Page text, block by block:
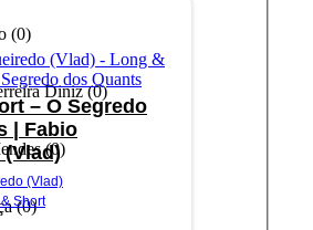
(0)
Diniz(0)
(0)
(0)
– O Segredo
| Fabio
(Vlad)
Short